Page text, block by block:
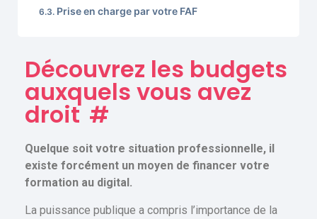
Prise en charge par votre FAF
Découvrez les budgets
auxquels vous avez
droit #
Quelque soit votre situation professionnelle, il
existe forcément un moyen de financer votre
formation au digital.
La puissance publique a compris l’importance de la